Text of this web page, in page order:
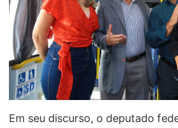
Em seu discurso, o deputado